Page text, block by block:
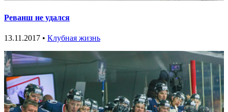
Реванш не удался
13.11.2017 • Клубная жизнь